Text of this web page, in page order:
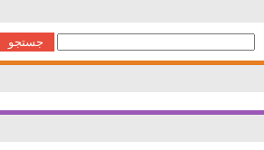
جستجو
برای: